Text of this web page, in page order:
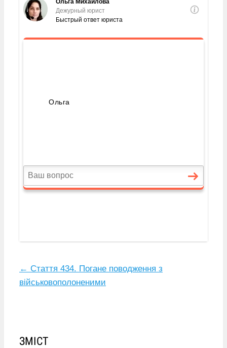
← Стаття 434. Погане поводження з
військовополоненими
ЗМІСТ